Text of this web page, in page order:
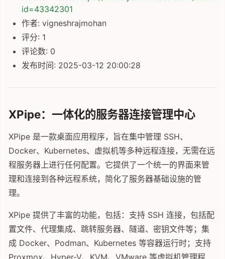
id=43342301
作者: vigneshrajmohan
评分: 1
评论数: 0
发布时间: 2025-03-12 20:00:28
XPipe：一体化的服务器连接管理中心
XPipe 是一款桌面应用程序，旨在集中管理 SSH、
Docker、Kubernetes、虚拟机等多种远程连接，无需在远
程服务器上进行任何配置。它提供了一个统一的界面来管
理和连接到各种远程系统，简化了服务器基础设施的管
理。
XPipe 提供了丰富的功能，包括：支持 SSH 连接，包括配
置文件、代理集成、跳转服务器、隧道、密钥文件等；集
成 Docker、Podman、Kubernetes 等容器运行时；支持
Proxmox、Hyper-V、KVM、VMware 等虚拟机管理程